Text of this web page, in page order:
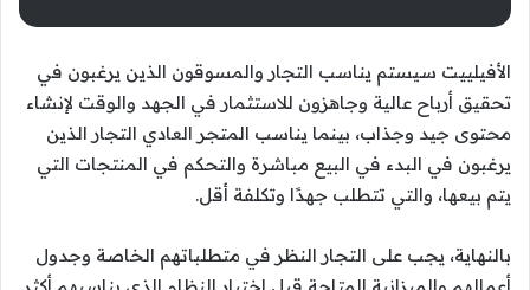
الأفيلييت سيستم يناسب التجار والمسوقون الذين يرغبون في
تحقيق أرباح عالية وجاهزون للاستثمار في الجهد والوقت لإنشاء
محتوى جيد وجذاب، بينما يناسب المتجر العادي التجار الذين
يرغبون في البدء في البيع مباشرة والتحكم في المنتجات التي
يتم بيعها، والتي تتطلب جهدًا وتكلفة أقل.
بالنهاية، يجب على التجار النظر في متطلباتهم الخاصة وجدول